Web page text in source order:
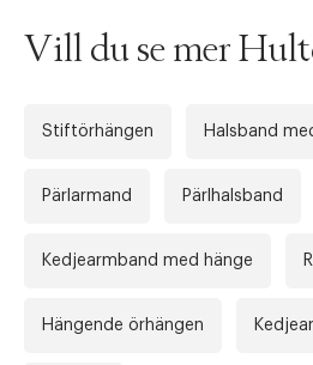
Vill du se mer
Stiftörhängen Halsband
Pärlarmand Pärlhalsband
Kedjearmband med hänge
Hängende örhängen